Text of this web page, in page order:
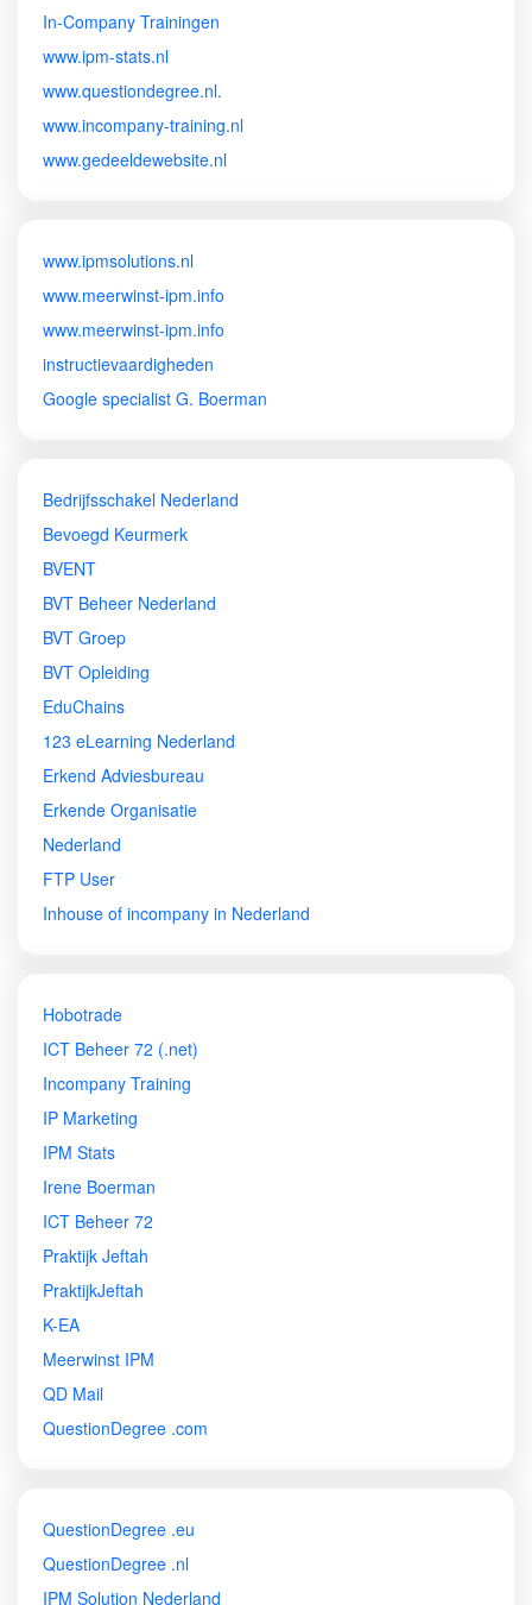
In-Company Trainingen
www.ipm-stats.nl
www.questiondegree.nl.
www.incompany-training.nl
www.gedeeldewebsite.nl
www.ipmsolutions.nl
www.meerwinst-ipm.info
www.meerwinst-ipm.info
instructievaardigheden
Google specialist G. Boerman
Bedrijfsschakel Nederland
Bevoegd Keurmerk
BVENT
BVT Beheer Nederland
BVT Groep
BVT Opleiding
EduChains
123 eLearning Nederland
Erkend Adviesbureau
Erkende Organisatie
Nederland
FTP User
Inhouse of incompany in Nederland
Hobotrade
ICT Beheer 72 (.net)
Incompany Training
IP Marketing
IPM Stats
Irene Boerman
ICT Beheer 72
Praktijk Jeftah
PraktijkJeftah
K-EA
Meerwinst IPM
QD Mail
QuestionDegree .com
QuestionDegree .eu
QuestionDegree .nl
IPM Solution Nederland